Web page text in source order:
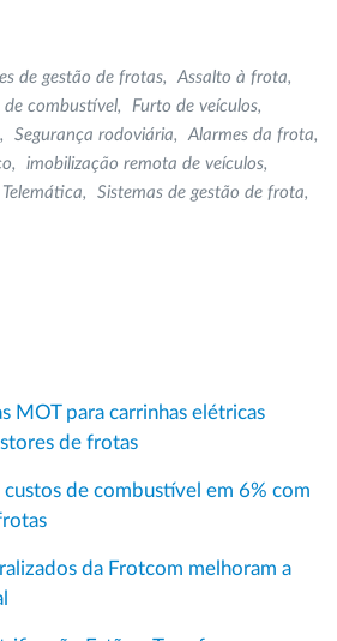
de gestão de frotas
Assalto à frota
de combustível
Furto de veículos
Segurança rodoviária
Alarmes da frota
imobilização remota de veículos
Telemática
Sistemas de gestão de frota
MOT para carrinhas elétricas
de frotas
de combustível em 6% com
da Frotcom melhoram a